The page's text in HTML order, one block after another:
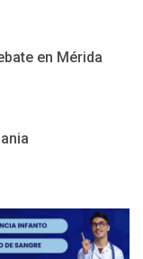
en Mérida
capacidad
HORA